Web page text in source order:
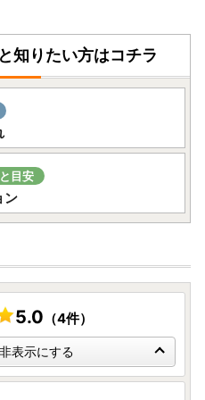
知りたい方はコチラ
目安
ン
5.0 （4件）
表示にする